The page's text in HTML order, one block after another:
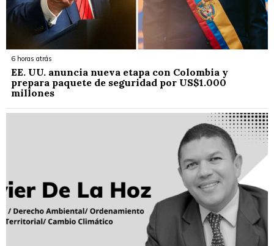
6 horas atrás
EE. UU. anuncia nueva etapa con Colombia y
prepara paquete de seguridad por US$1.000
millones